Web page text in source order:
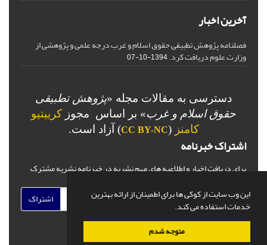
این وب سایت از کوکی ها برای اطمینان از ارائه بهترین
خدمات استفاده می کند.
متوجه شدم
آخرین اخبار
فصلنامه پژوهش تطبیقی حقوق اسلام و غرب درجه علمی و پژوهشی از
وزارت علوم دریافت کرد.1394-10-07
دسترسی به مقالات مجله «پژوهش تطبیقی
حقوق اسلام و غرب» بر اساس مجوز کرییتیو
کامنز (
CC BY-NC) آزاد است.
اشتراک خبرنامه
برای دریافت اخبار و اطلاعیه های مهم نشریه در خبرنامه نشریه مشترک
اشتراک